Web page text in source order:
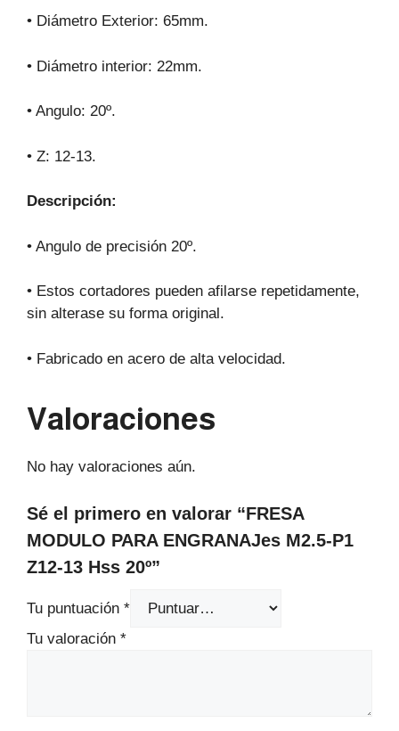
• Diámetro Exterior: 65mm.
• Diámetro interior: 22mm.
• Angulo: 20º.
• Z: 12-13.
Descripción:
• Angulo de precisión 20º.
• Estos cortadores pueden afilarse repetidamente,
sin alterase su forma original.
• Fabricado en acero de alta velocidad.
Valoraciones
No hay valoraciones aún.
Sé el primero en valorar “FRESA
MODULO PARA ENGRANAJes M2.5-P1
Z12-13 Hss 20º”
Tu puntuación *
Tu valoración *